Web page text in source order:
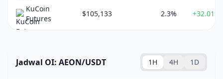
KuCoin
Futures
$105,133 2.3% +32.01%
Jadwal OI: AEON/USDT 1H 4H 1D